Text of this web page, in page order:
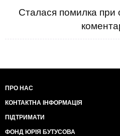
Сталася помилка при
ПРО НАС
КОНТАКТНА ІНФОРМАЦІЯ
ПІДТРИМАТИ
ФОНД ЮРІЯ БУТУСОВА